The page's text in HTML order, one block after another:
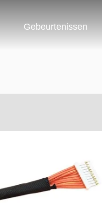
Gebeurtenissen